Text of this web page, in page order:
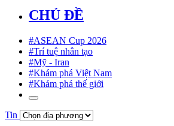
CHỦ ĐỀ
#ASEAN Cup 2026
#Trí tuệ nhân tạo
#Mỹ - Iran
#Khám phá Việt Nam
#Khám phá thế giới
Tin